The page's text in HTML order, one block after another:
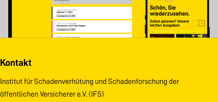
Kontakt
Institut für Schadenverhütung und Schadenforschung der
öffentlichen Versicherer e.V. (IFS)